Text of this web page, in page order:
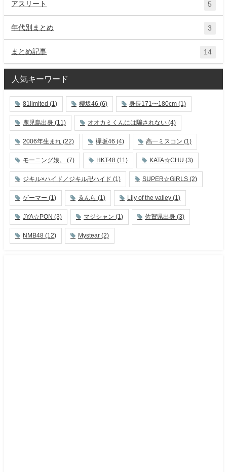
アスリート 5
年代別まとめ 3
まとめ記事 14
人気キーワード
81limited (1) 櫻坂46 (6) 身長171〜180cm (1)
鹿児島出身 (11) オオカミくんには騙されない (4)
2006年生まれ (22) 欅坂46 (4) 高一ミスコン (1)
モーニング娘。 (7) HKT48 (11) KATA☆CHU (3)
ジキル×ハイド／ジキル卍ハイド (1) SUPER☆GiRLS (2)
ゲーマー (1) ゑんら (1) Lily of the valley (1)
JYA☆PON (3) マジシャン (1) 佐賀県出身 (3)
NMB48 (12) Mystear (2)